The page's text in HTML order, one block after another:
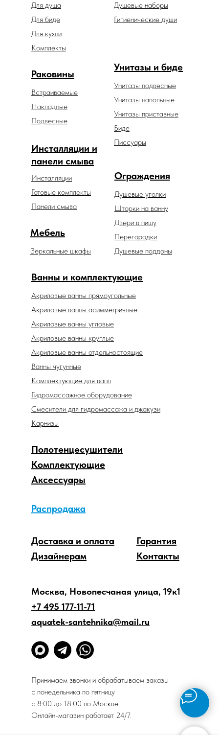
Гигиенические души
Душевые наборы
Унитазы и биде
Унитазы подвесные
Унитазы напольные
Унитазы приставные
Раковины
Встраиваемые
Накладные
Подвесные
Для биде
Для душа
Для кухни
Ванны и комплектующие
Акриловые ванны прямоугольные
Зеркальные шкафы
Мебель
Ограждения
Душевые уголки
Шторки на ванну
Двери в нишу
Перегородки
Аксессуары
Распродажа
Комплектующие
Дизайнерам
Доставка и оплата
Гарантия
Контакты
Биде
Душевые поддоны
Акриловые ванны отдельностоящие
Акриловые ванны асимметричные
Акриловые ванны угловые
Акриловые ванны круглые
Ванны чугунные
Комплектующие для ванн
Гидромассажное оборудование
Смесители для гидромассажа и джакузи
Карнизы
Полотенцесушители
Инсталляции и
панели смыва
Инсталляции
Готовые комплекты
Панели смыва
Комплекты
Писсуары
Москва, Новопесчаная улица, 19к1
+7 495 177-11-71
aquatek-santehnika@mail.ru
Принимаем звонки и обрабатываем заказы
с понедельника по пятницу
с 8:00 до 18:00 по Москве.
Онлайн-магазин работает 24/7.